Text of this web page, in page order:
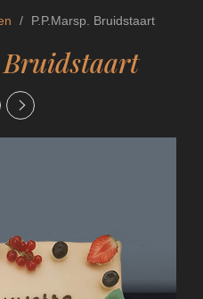
/ P.P.Marsp. Bruidstaart